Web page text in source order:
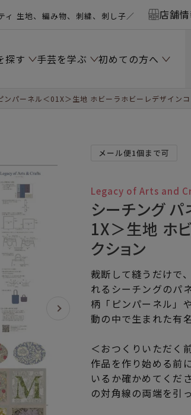
ィ 生地、編み物、刺繍、刺し子／ 店舗
探す 手芸を学ぶ 初めての方へ
ンパーネル＜01X＞生地 ホビーラホビーレデザイン
メール便1個まで可
Legacy of Arts and
シーチング
1X＞生地 ホ
クション
裁断して縫うだけで
れるシーチングのパ
柄「ピンパーネル」
動の中で生まれた有
＜おつくりいただく
作品を作り始める前
いるか確かめてくだ
の対角線の両端を引